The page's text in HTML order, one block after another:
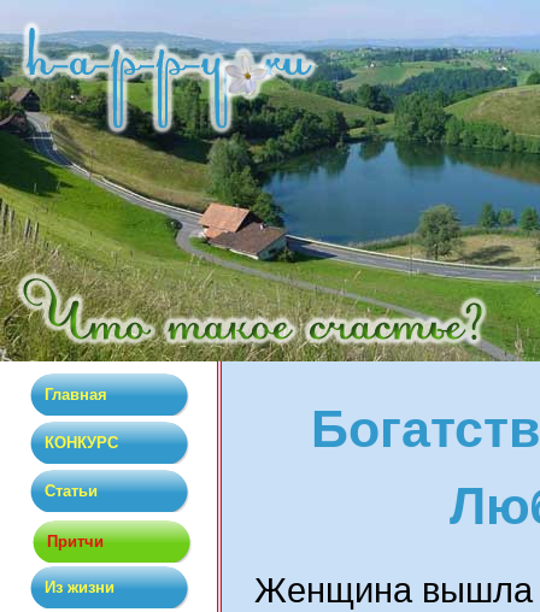
Главная
КОНКУРС
Статьи
Притчи
Из жизни
Женщина вышла